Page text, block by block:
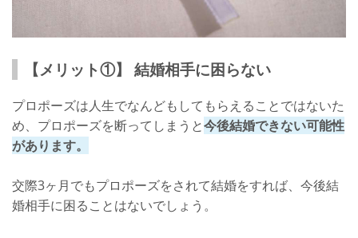
【メリット①】 結婚相手に困らない
プロポーズは人生でなんどもしてもらえることではないた
め、プロポーズを断ってしまうと今後結婚できない可能性
があります。
交際3ヶ月でもプロポーズをされて結婚をすれば、今後結
婚相手に困ることはないでしょう。